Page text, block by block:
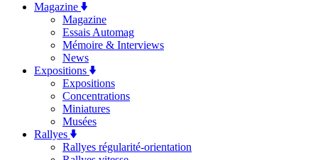
Magazine
Magazine
Essais Automag
Mémoire & Interviews
News
Expositions
Expositions
Concentrations
Miniatures
Musées
Rallyes
Rallyes régularité-orientation